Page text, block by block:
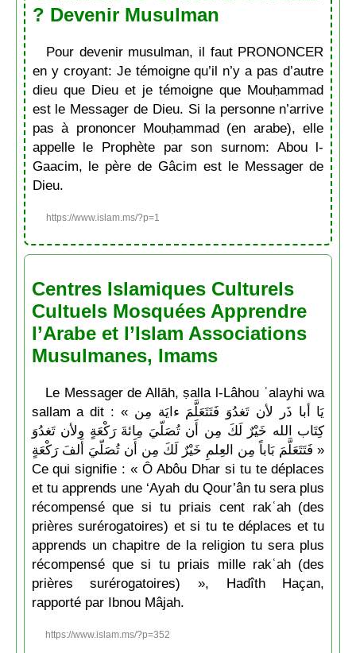
? Devenir Musulman
Pour devenir musulman, il faut PRONONCER
en y croyant: Je témoigne qu’il n’y a pas d’autre
dieu que Dieu et je témoigne que Mouḥammad
est le Messager de Dieu. Si la personne n’arrive
pas à prononcer Mouḥammad (en arabe), elle
appelle le Prophète par son surnom: Abou l-
Gaacim, le père de Gâcim est le Messager de
Dieu.
https://www.islam.ms/?p=1
Centres Islamiques Culturels
Cultuels Mosquées Apprendre
l’Arabe et l’Islam Associations
Musulmanes, Imams
Le Messager de Allāh, ṣalla l-Lâhou ʿalayhi wa
sallam a dit : « يَا أبا ذَر لأن تَغدُوَ فَتَتَعَلَّمَ ءايَة مِن
كِتَاب الله خَيْرٌ لَكَ مِن أَن تُصَلّيَ مِائةَ رَكْعَةٍ ولأن تَغدُوَ
فَتَتَعَلَّمَ بَاباً مِن العِلمِ خَيْرٌ لَكَ مِن أَن تُصَلّيَ أَلفَ رَكْعَةٍ »
Ce qui signifie : « Ô Abôu Dhar si tu te déplaces
et tu apprends une ‘Ayah du Qour’ân tu sera plus
récompensé que si tu priais cent rakʿah (des
prières surérogatoires) et si tu te déplaces et tu
apprends un chapitre de la religion tu sera plus
récompensé que si tu priais mille rakʿah (des
prières surérogatoires) », Hadîth Haçan,
rapporté par Ibnou Mâjah.
https://www.islam.ms/?p=352